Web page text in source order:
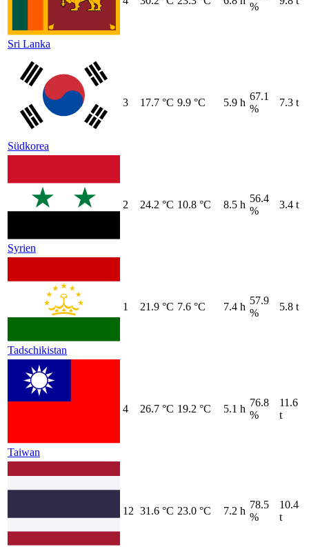
Sri Lanka
%
Südkorea
3 17.7 °C 9.9 °C 5.9 h
67.1
%
7.3 t
Syrien
2 24.2 °C 10.8 °C 8.5 h
56.4
%
3.4 t
Tadschikistan
1 21.9 °C 7.6 °C 7.4 h
57.9
%
5.8 t
Taiwan
4 26.7 °C 19.2 °C 5.1 h
76.8
%
11.6
t
12 31.6 °C 23.0 °C 7.2 h
78.5
%
10.4
t